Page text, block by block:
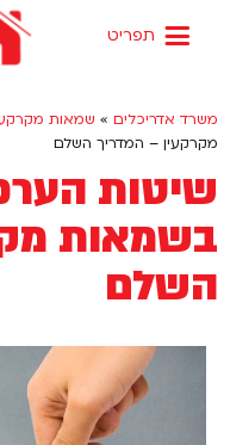
משרד אדריכלים » שמאות
מקרקעין – המדריך השלם
שיטות
בשמאות
השלם